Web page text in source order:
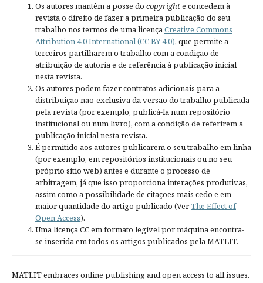
Os autores mantêm a posse do copyrighte concedem à
revista o direito de fazer a primeira publicação do seu
trabalho nos termos de uma licençaCreative Commons
Attribution 4.0 International (CC BY 4.0), que permite a
terceiros partilharem o trabalho com a condição de
atribuição de autoria e de referência à publicação inicial
nesta revista.
Os autores podem fazer contratos adicionais para a
distribuição não-exclusiva da versão do trabalho publicada
pela revista (por exemplo, publicá-la num repositório
institucional ou num livro), com a condição de referirem a
publicação inicial nesta revista.
É permitido aos autores publicarem o seu trabalho em linha
(por exemplo, em repositórios institucionais ou no seu
próprio sítio web) antes e durante o processo de
arbitragem, já que isso proporciona interações produtivas,
assim como a possibilidade de citações mais cedo e em
maior quantidade do artigo publicado (VerThe Effect of
Open Access).
Uma licença CC em formato legível por máquina encontra-
se inserida em todos os artigos publicados pela MATLIT.
MATLIT embraces online publishing and open access to all issues.